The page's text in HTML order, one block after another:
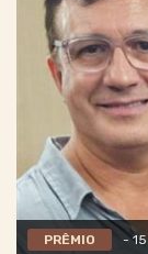
PRÊMIO -